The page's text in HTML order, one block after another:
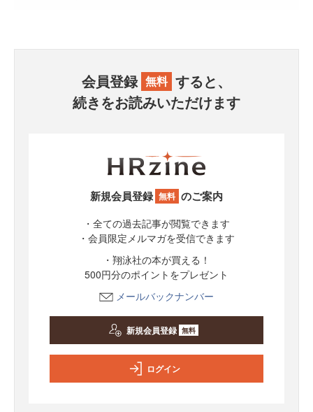
会員登録 無料 すると、
続きをお読みいただけます
新規会員登録 無料 のご案内
・全ての過去記事が閲覧できます
・会員限定メルマガを受信できます
・翔泳社の本が買える！
500円分のポイントをプレゼント
メールバックナンバー
新規会員登録 無料
ログイン